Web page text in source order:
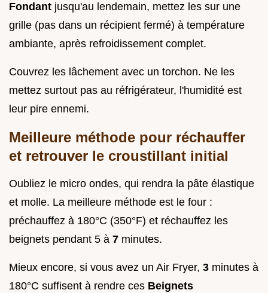
Fondant jusqu'au lendemain, mettez les sur une
grille (pas dans un récipient fermé) à température
ambiante, après refroidissement complet.
Couvrez les lâchement avec un torchon. Ne les
mettez surtout pas au réfrigérateur, l'humidité est
leur pire ennemi.
Meilleure méthode pour réchauffer
et retrouver le croustillant initial
Oubliez le micro ondes, qui rendra la pâte élastique
et molle. La meilleure méthode est le four :
préchauffez à 180°C (350°F) et réchauffez les
beignets pendant 5 à 7 minutes.
Mieux encore, si vous avez un Air Fryer, 3 minutes à
180°C suffisent à rendre ces Beignets